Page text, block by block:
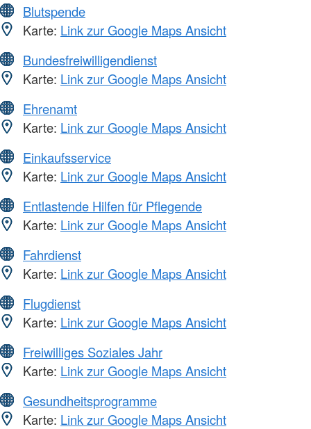
Blutspende
Karte: Link zur Google Maps Ansicht
Bundesfreiwilligendienst
Karte: Link zur Google Maps Ansicht
Ehrenamt
Karte: Link zur Google Maps Ansicht
Einkaufsservice
Karte: Link zur Google Maps Ansicht
Entlastende Hilfen für Pflegende
Karte: Link zur Google Maps Ansicht
Fahrdienst
Karte: Link zur Google Maps Ansicht
Flugdienst
Karte: Link zur Google Maps Ansicht
Freiwilliges Soziales Jahr
Karte: Link zur Google Maps Ansicht
Gesundheitsprogramme
Karte: Link zur Google Maps Ansicht